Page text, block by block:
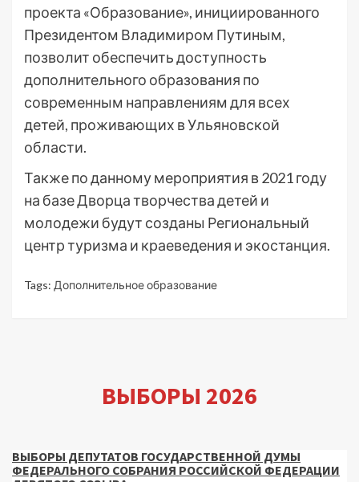
проекта «Образование», инициированного
Президентом Владимиром Путиным,
позволит обеспечить доступность
дополнительного образования по
современным направлениям для всех
детей, проживающих в Ульяновской
области.
Также по данному мероприятия в 2021 году
на базе Дворца творчества детей и
молодежи будут созданы Региональный
центр туризма и краеведения и экостанция.
Tags: Дополнительное образование
ВЫБОРЫ 2026
ВЫБОРЫ ДЕПУТАТОВ ГОСУДАРСТВЕННОЙ ДУМЫ
ФЕДЕРАЛЬНОГО СОБРАНИЯ РОССИЙСКОЙ ФЕДЕРАЦИИ